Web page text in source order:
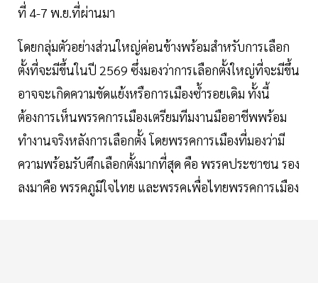
ที่ 4-7 พ.ย.ที่ผ่านมา
โดยกลุ่มตัวอย่างส่วนใหญ่ค่อนข้างพร้อมสำหรับการเลือก
ตั้งที่จะมีขึ้นในปี 2569 ซึ่งมองว่าการเลือกตั้งใหญ่ที่จะมีขึ้น
อาจจะเกิดความขัดแย้งหรือการเมืองซ้ำรอยเดิม ทั้งนี้
ต้องการเห็นพรรคการเมืองเตรียมทีมงานมืออาชีพพร้อม
ทำงานจริงหลังการเลือกตั้ง โดยพรรคการเมืองที่มองว่ามี
ความพร้อมรับศึกเลือกตั้งมากที่สุด คือ พรรคประชาชน รอง
ลงมาคือ พรรคภูมิใจไทย และพรรคเพื่อไทยพรรคการเมือง